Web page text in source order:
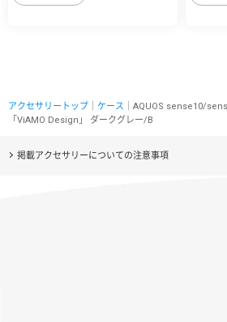
アクセサリートップ ケース ｜AQUOS sense10/
「ViAMO Design」 ダークグレー/B
掲載アクセサリーについての注意事項